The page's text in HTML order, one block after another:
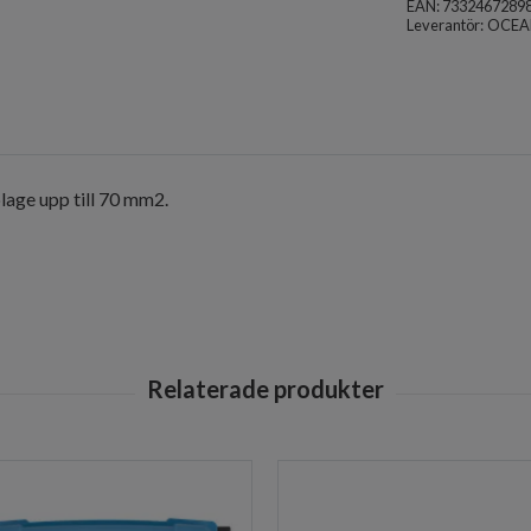
EAN:
Leverantör:
upp till 70 mm2.